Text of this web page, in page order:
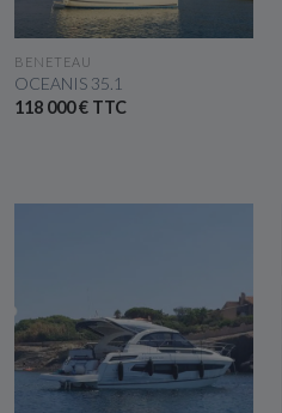
VOIR LE BATEAU
BENETEAU
OCEANIS 35.1
118 000 € TTC